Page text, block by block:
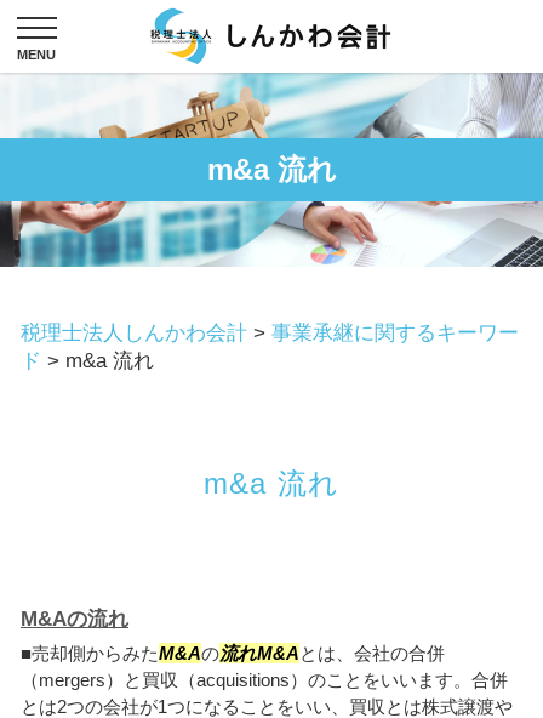
m&a 流れ
税理士法人しんかわ会計 > 事業承継に関するキーワー
ド > m&a 流れ
m&a 流れ
M&Aの流れ
■売却側からみたM&Aの流れM&Aとは、会社の合併
（mergers）と買収（acquisitions）のことをいいます。合併
とは2つの会社が1つになることをいい、買収とは株式譲渡や